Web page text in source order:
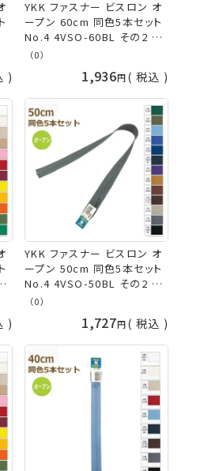
YKK ファスナー ビスロン オ
ープン 60cm 同色5本セット
No.4 4VSO-60BL その2 プ
ラスチック 樹脂 ネコポス可
（0）
1,936 税込
YKK ファスナー ビスロン オ
ープン 50cm 同色5本セット
No.4 4VSO-50BL その2 プ
ラスチック 樹脂 ネコポス可
（0）
1,727 税込